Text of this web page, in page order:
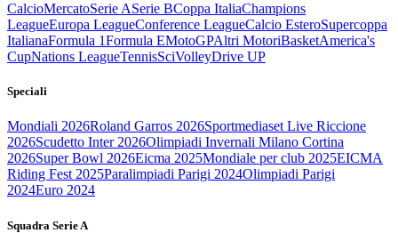
CalcioMercatoSerie ASerie BCoppa ItaliaChampions
LeagueEuropa LeagueConference LeagueCalcio EsteroSupercoppa
ItalianaFormula 1Formula EMotoGPAltri MotoriBasketAmerica's
CupNations LeagueTennisSciVolleyDrive UP
Speciali
Mondiali 2026Roland Garros 2026Sportmediaset Live Riccione
2026Scudetto Inter 2026Olimpiadi Invernali Milano Cortina
2026Super Bowl 2026Eicma 2025Mondiale per club 2025EICMA
Riding Fest 2025Paralimpiadi Parigi 2024Olimpiadi Parigi
2024Euro 2024
Squadra Serie A